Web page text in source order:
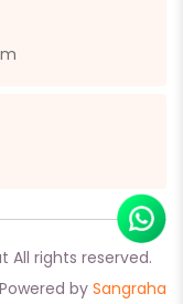
All rights reserved.
Powered by Sangraha